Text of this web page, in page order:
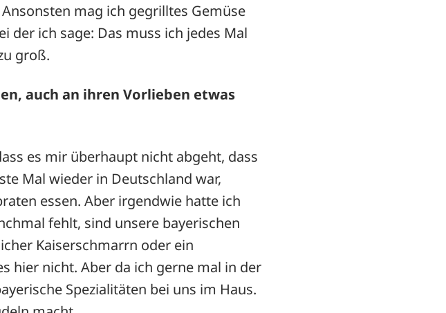
mag ich gegrilltes Gemüse
der ich sage: Das muss ich jedes Mal
groß.
auch an ihren Vorlieben etwas
es mir überhaupt nicht abgeht, dass
Mal wieder in Deutschland war,
essen. Aber irgendwie hatte ich
fehlt, sind unsere bayerischen
Kaiserschmarrn oder ein
hier nicht. Aber da ich gerne mal in der
Spezialitäten bei uns im Haus.